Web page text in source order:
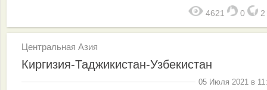
4621 0 2
Центральная Азия
Киргизия-Таджикистан-Узбекистан
05 Июля 2021 в